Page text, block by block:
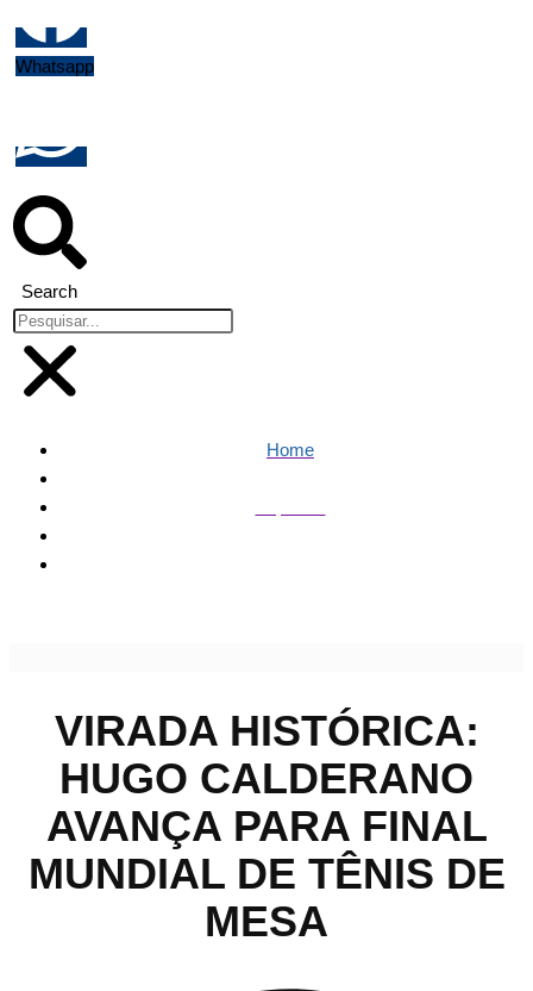
Whatsapp
Search
Home
VIRADA HISTÓRICA:
HUGO CALDERANO
AVANÇA PARA FINAL
MUNDIAL DE TÊNIS DE
MESA